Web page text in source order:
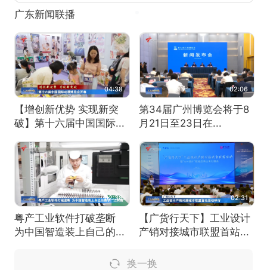
学习进行时
04:38
【增创新优势 实现新突
破】第十六届中国国际...
02:06
第34届广州博览会将于8
月21日至23日在...
02:38
粤产工业软件打破垄断
为中国智造装上自己的...
02:31
【广货行天下】工业设计
产销对接城市联盟首站...
换一换